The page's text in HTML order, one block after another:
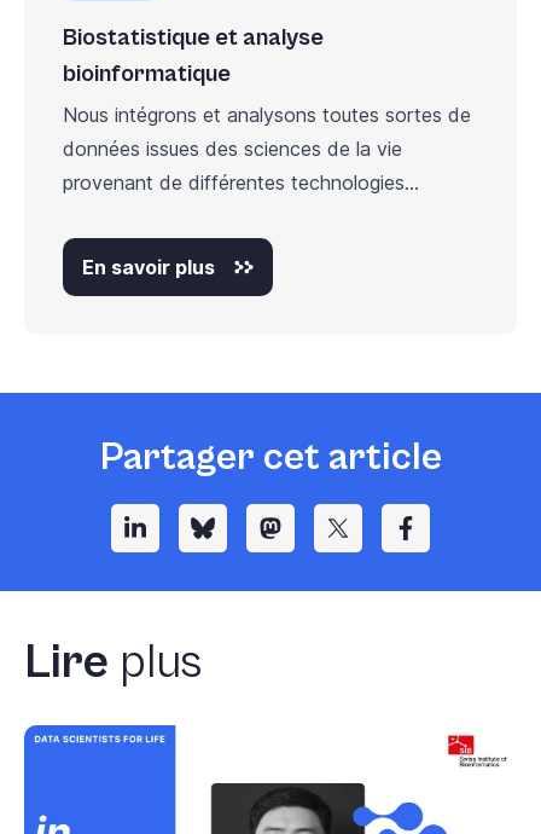
Biostatistique et analyse
bioinformatique
Nous intégrons et analysons toutes sortes de
données issues des sciences de la vie
provenant de différentes technologies...
En savoir plus
Partager cet article
Lire plus